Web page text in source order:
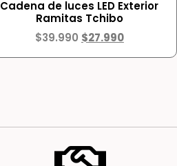
Cadena de luces LED Exterior
Ramitas Tchibo
$39.990 $27.990